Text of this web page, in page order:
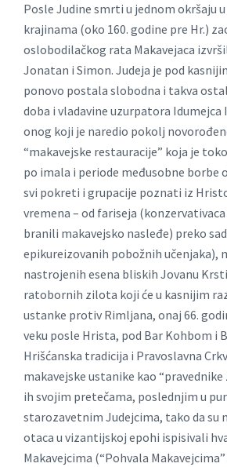
Posle Judine smrti u jednom okršaju
krajinama (oko 160. godine pre Hr.)
oslobodilačkog rata Makavejaca
Jonatan i Simon. Judeja je pod
ponovo postala slobodna i takva
doba i vladavine uzurpatora Idumejca
onog koji je naredio pokolj
“makavejske restauracije” koja je
po imala i periode međusobne borbe
svi pokreti i grupacije poznati iz
vremena – od fariseja
branili makavejsko nasleđe) preko
epikureizovanih pobožnih učenjaka),
nastrojenih esena bliskih Jovanu
ratobornih zilota koji će u kasnijim
ustanke protiv Rimljana, onaj 66.
veku posle Hrista, pod Bar Kohbom i
Hrišćanska tradicija i Pravoslavna
makavejske ustanike kao
ih svojim pretečama, poslednjim u
starozavetnim Judejcima, tako da su
otaca u vizantijskoj epohi ispisivali
Makavejcima (“Pohvala